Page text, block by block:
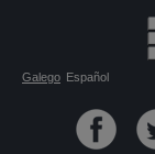
Galego Español